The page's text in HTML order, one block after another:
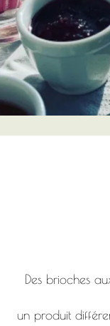
Des brioches
un produit